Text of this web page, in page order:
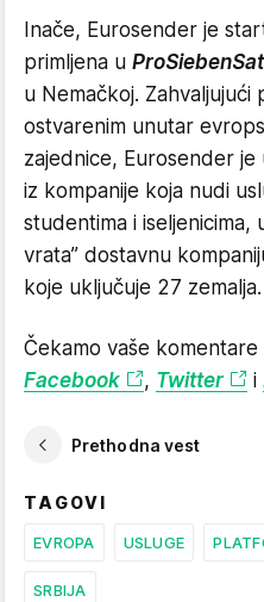
Inače, Eurosender je
primljena u
u Nemačkoj.
ostvarenim unutar
zajednice, Eurosender
iz kompanije koja nudi
studentima i
vrata” dostavnu
koje uključuje 27 zemalja.
Čekamo vaše
Facebook
, Twitter i
Prethodna vest
TAGOVI
EVROPA USLUGE
SRBIJA